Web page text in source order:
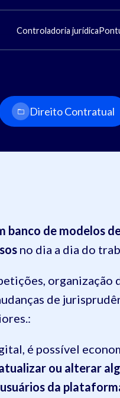
Controladoria jurídica
Direito Contratual
banco de modelos
no dia a dia do
organização
de
é possível
ou alterar
da